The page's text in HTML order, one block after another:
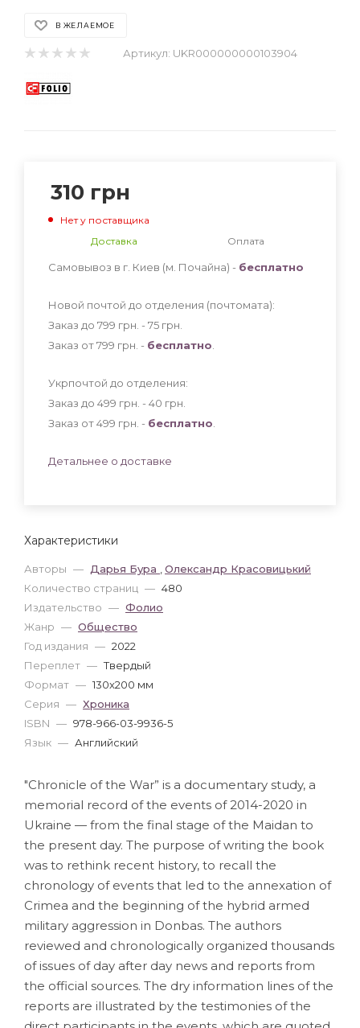
В ЖЕЛАЕМОЕ
Артикул: UKR000000000103904
Характеристики
Авторы — Дарья Бура
Олександр Красовицький
Количество страниц — 480
Издательство — Фолио
Жанр — Общество
Год издания — 2022
Переплет — Твердый
Формат — 130x200 мм
Серия — Хроника
ISBN — 978-966-03-9936-5
Язык — Английский
310 грн
Нет у поставщика
Доставка
Оплата
Самовывоз в г. Киев (м. Почайна) - бесплатно
Новой почтой до отделения (почтомата):
Заказ до 799 грн. - 75 грн
Заказ от 799 грн. - бесплатно
Укрпочтой до отделения:
Заказ до 499 грн. - 40 грн
Заказ от 499 грн. - бесплатно
Детальнее о доставке
"Chronicle of the War” is a documentary study, a
memorial record of the events of 2014-2020 in
Ukraine — from the final stage of the Maidan to
the present day. The purpose of writing the book
was to rethink recent history, to recall the
chronology of events that led to the annexation of
Crimea and the beginning of the hybrid armed
military aggression in Donbas. The authors
reviewed and chronologically organized thousands
of issues of day after day news and reports from
the official sources. The dry information lines of the
reports are illustrated by the testimonies of the